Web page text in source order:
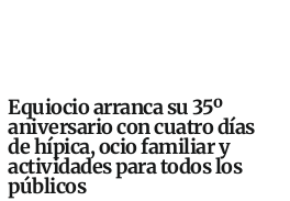
Equiocio arranca su 35º
aniversario con cuatro días
de hípica, ocio familiar y
actividades para todos los
públicos